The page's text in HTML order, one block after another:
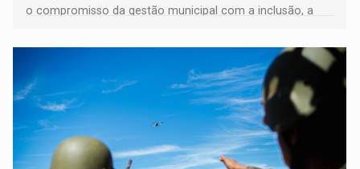
o compromisso da gestão municipal com a inclusão, a